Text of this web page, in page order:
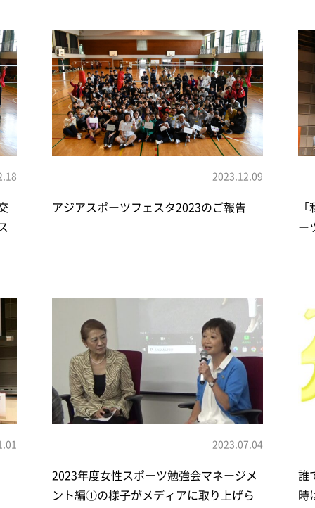
2023.12.09
アジアスポーツフェスタ2023のご報告
ー
2023.07.04
2023年度女性スポーツ勉強会マネージメ
ント編①の様子がメディアに取り上げら
誰
時